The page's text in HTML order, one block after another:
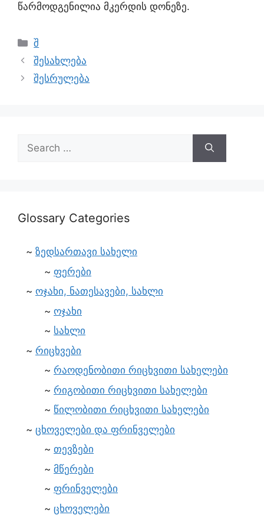
წარმოდგენილია მკერდის დონეზე.
შ
შესახლება
შესრულება
Glossary Categories
ზედსართავი სახელი
ფერები
ოჯახი, ნათესავები, სახლი
ოჯახი
სახლი
რიცხვები
რაოდენობითი რიცხვითი სახელები
რიგობითი რიცხვითი სახელები
წილობითი რიცხვითი სახელები
ცხოველები და ფრინველები
თევზები
მწერები
ფრინველები
ცხოველები